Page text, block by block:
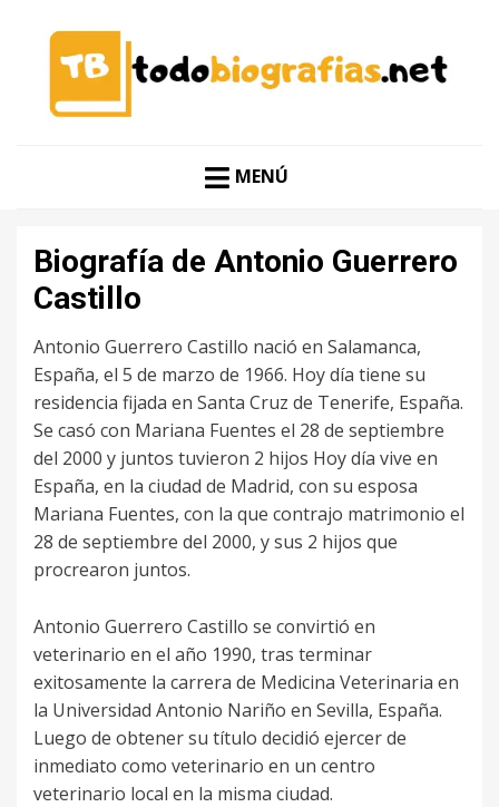
TODO BIOGRAFÍAS
MENÚ
Biografía de Antonio Guerrero
Castillo
Antonio Guerrero Castillo nació en Salamanca,
España, el 5 de marzo de 1966. Hoy día tiene su
residencia fijada en Santa Cruz de Tenerife, España.
Se casó con Mariana Fuentes el 28 de septiembre
del 2000 y juntos tuvieron 2 hijos Hoy día vive en
España, en la ciudad de Madrid, con su esposa
Mariana Fuentes, con la que contrajo matrimonio el
28 de septiembre del 2000, y sus 2 hijos que
procrearon juntos.
Antonio Guerrero Castillo se convirtió en
veterinario en el año 1990, tras terminar
exitosamente la carrera de Medicina Veterinaria en
la Universidad Antonio Nariño en Sevilla, España.
Luego de obtener su título decidió ejercer de
inmediato como veterinario en un centro
veterinario local en la misma ciudad.